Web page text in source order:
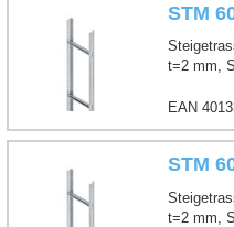
STM
t=2 mm,
EAN
STM
t=2 mm,